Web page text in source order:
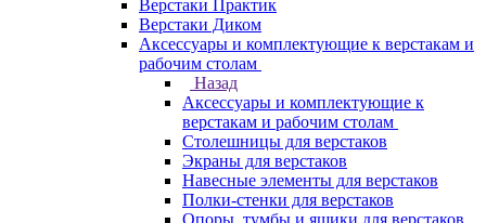
Верстаки Практик
Верстаки Диком
Аксессуары и комплектующие к верстакам и
рабочим столам
Назад
Аксессуары и комплектующие к
верстакам и рабочим столам
Столешницы для верстаков
Экраны для верстаков
Навесные элементы для верстаков
Полки-стенки для верстаков
Опоры, тумбы и ящики для верстаков